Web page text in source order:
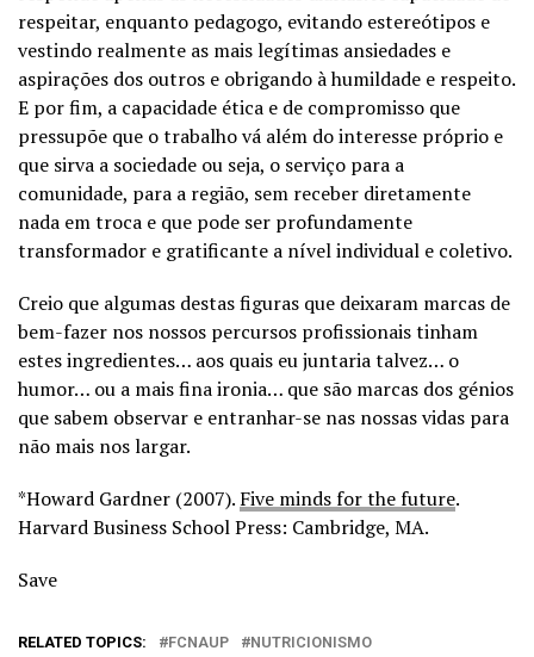
respeitar, enquanto pedagogo, evitando estereótipos e
vestindo realmente as mais legítimas ansiedades e
aspirações dos outros e obrigando à humildade e respeito.
E por fim, a capacidade ética e de compromisso que
pressupõe que o trabalho vá além do interesse próprio e
que sirva a sociedade ou seja, o serviço para a
comunidade, para a região, sem receber diretamente
nada em troca e que pode ser profundamente
transformador e gratificante a nível individual e coletivo.
Creio que algumas destas figuras que deixaram marcas de
bem-fazer nos nossos percursos profissionais tinham
estes ingredientes… aos quais eu juntaria talvez… o
humor… ou a mais fina ironia… que são marcas dos génios
que sabem observar e entranhar-se nas nossas vidas para
não mais nos largar.
*Howard Gardner (2007). Five minds for the future.
Harvard Business School Press: Cambridge, MA.
Save
RELATED TOPICS: FCNAUP NUTRICIONISMO